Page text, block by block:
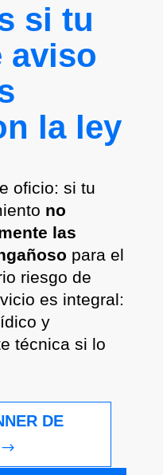
si tu
aviso
la ley
oficio: si tu
no
las
para el
riesgo de
es integral:
y
técnica si lo
DE